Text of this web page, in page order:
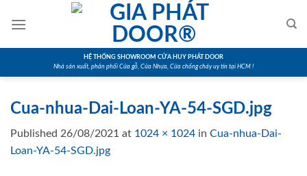
HỆ THỐNG SHOWROOM CỬA HUY PHÁT DOOR
Nhà sản xuất, phân phối Cửa gỗ, Cửa Nhựa, Cửa chống cháy uy tín tại HCM !
Cua-nhua-Dai-Loan-YA-54-SGD.jpg
Published 26/08/2021 at 1024 × 1024 in Cua-nhua-Dai-
Loan-YA-54-SGD.jpg